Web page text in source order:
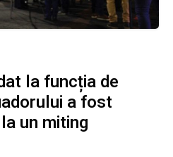
la funcția de
a fost
un miting